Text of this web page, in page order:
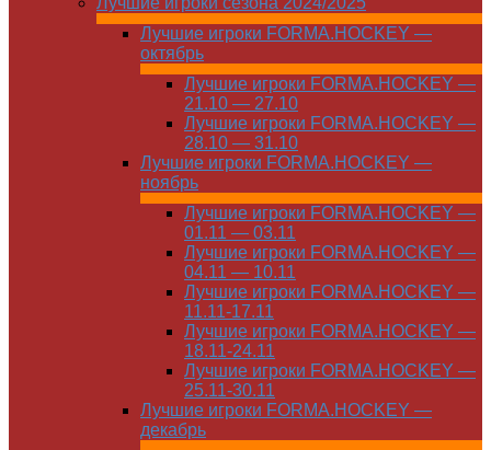
Лучшие игроки FORMA.HOCKEY —
октябрь
Лучшие игроки FORMA.HOCKEY —
21.10 — 27.10
Лучшие игроки FORMA.HOCKEY —
28.10 — 31.10
Лучшие игроки FORMA.HOCKEY —
ноябрь
Лучшие игроки FORMA.HOCKEY —
01.11 — 03.11
Лучшие игроки FORMA.HOCKEY —
04.11 — 10.11
Лучшие игроки FORMA.HOCKEY —
11.11-17.11
Лучшие игроки FORMA.HOCKEY —
18.11-24.11
Лучшие игроки FORMA.HOCKEY —
25.11-30.11
Лучшие игроки FORMA.HOCKEY —
декабрь